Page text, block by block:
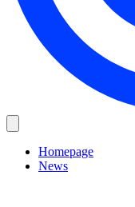
Homepage
News